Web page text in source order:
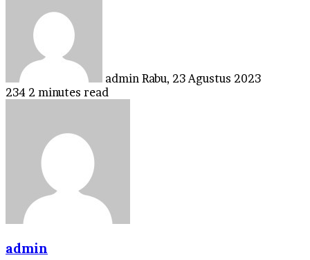
admin Rabu, 23 Agustus 2023
234 2 minutes read
admin